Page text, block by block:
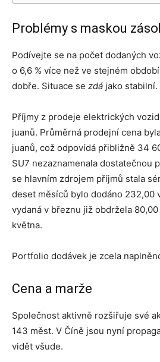
Problémy s maskou
Podívejte se na počet dodaných
o 6,6 % více než ve stejném
dobře. Situace se zdá jako stabilní.
Příjmy z prodeje elektrických
juanů. Průměrná prodejní cena
juanů, což odpovídá přibližně 34
SU7 nezaznamenala dostatečnou
se hlavním zdrojem příjmů stala
deset měsíců bylo dodáno 232,00
vydaná v březnu již obdržela
května.
Portfolio dodávek je zcela
Cena a marže
Společnost aktivně rozšiřuje své
143 měst. V Číně jsou nyní
vidět všude.